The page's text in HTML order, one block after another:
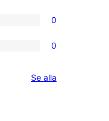
0
0
Se alla